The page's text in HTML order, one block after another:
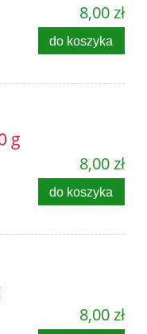
8,00 zł
do koszyka
g
8,00 zł
do koszyka
8,00 zł